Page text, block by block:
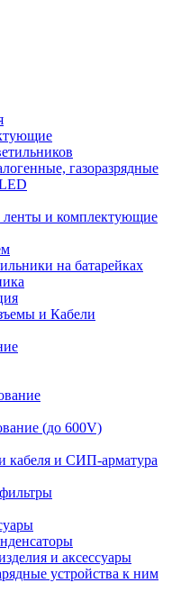
газоразрядные
и комплектующие
на батарейках
и Кабели
(до 600V)
кабеля и СИП-арматура
и аксессуары
устройства к ним